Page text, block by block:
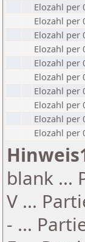
Elozahl per
Elozahl per
Elozahl per
Elozahl per
Elozahl per
Elozahl per
Elozahl per
Elozahl per
Elozahl per
Elozahl per
blank ...
V ...
- ...